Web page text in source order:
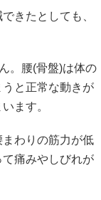
きたとしても、
。腰(骨盤)は体の
と正常な動きが
ます。
わりの筋力が低
痛みやしびれが